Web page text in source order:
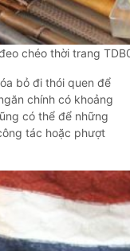
chéo thời trang
bỏ đi thói quen để
chính có khoảng
có thể để những
tác hoặc phượt